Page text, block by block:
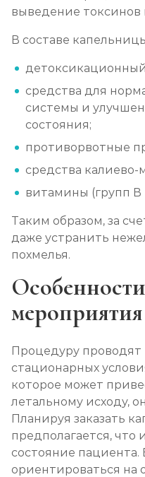
Лечение подросткового
Социализация
от 1 000 ₽/сеанс
выведение токсинов
В составе
средства для
системы и
состояния;
противорвотные
средства калиево-
витамины (групп В
Таким образом, за
даже устранить
похмелья.
мероприятия
Процедуру
стационарных
которое может
летальному исходу,
Планируя заказать
предполагается, что
состояние
ориентироваться на